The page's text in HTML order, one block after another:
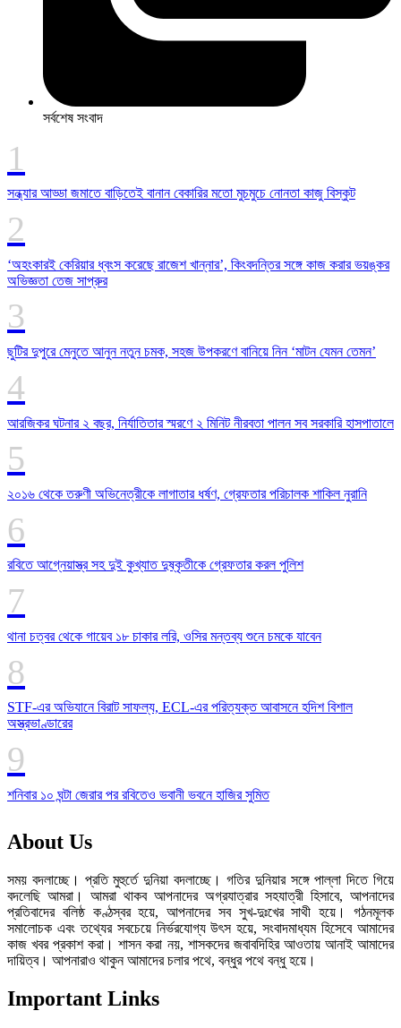
সর্বশেষ সংবাদ
সন্ধ্যার আড্ডা জমাতে বাড়িতেই বানান বেকারির মতো মুচমুচে নোনতা কাজু বিস্কুট
‘অহংকারই কেরিয়ার ধ্বংস করেছে রাজেশ খান্নার’, কিংবদন্তির সঙ্গে কাজ করার ভয়ঙ্কর
অভিজ্ঞতা তেজ সাপ্রুর
ছুটির দুপুরে মেনুতে আনুন নতুন চমক, সহজ উপকরণে বানিয়ে নিন ‘মাটন যেমন তেমন’
আরজিকর ঘটনার ২ বছর, নির্যাতিতার স্মরণে ২ মিনিট নীরবতা পালন সব সরকারি হাসপাতালে
২০১৬ থেকে তরুণী অভিনেত্রীকে লাগাতার ধর্ষণ, গ্রেফতার পরিচালক শাকিল নুরানি
রবিতে আগ্নেয়াস্ত্র সহ দুই কুখ্যাত দুষ্কৃতীকে গ্রেফতার করল পুলিশ
থানা চত্বর থেকে গায়েব ১৮ চাকার লরি, ওসির মন্তব্য শুনে চমকে যাবেন
STF-এর অভিযানে বিরাট সাফল্য, ECL-এর পরিত্যক্ত আবাসনে হদিশ বিশাল
অস্ত্রভাণ্ডারের
শনিবার ১০ ঘন্টা জেরার পর রবিতেও ভবানী ভবনে হাজির সুমিত
About Us
সময় বদলাচ্ছে। প্রতি মুহুর্তে দুনিয়া বদলাচ্ছে। গতির দুনিয়ার সঙ্গে পাল্লা দিতে গিয়ে
বদলেছি আমরা। আমরা থাকব আপনাদের অগ্রযাত্রার সহযাত্রী হিসাবে, আপনাদের
প্রতিবাদের বলিষ্ঠ কণ্ঠস্বর হয়ে, আপনাদের সব সুখ-দুঃখের সাথী হয়ে। গঠনমূলক
সমালোচক এবং তথ্যের সবচেয়ে নির্ভরযোগ্য উ‍ৎস হয়ে, সংবাদমাধ্যম হিসেবে আমাদের
কাজ খবর প্রকাশ করা। শাসন করা নয়, শাসকদের জবাবদিহির আওতায় আনাই আমাদের
দায়িত্ব। আপনারাও থাকুন আমাদের চলার পথে, বন্ধুর পথে বন্ধু হয়ে।
Important Links